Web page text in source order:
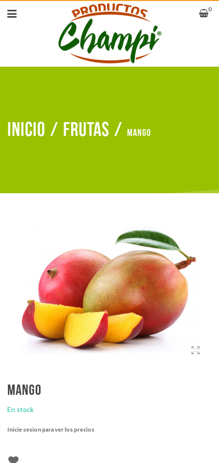
0
Inicio / Frutas / Mango
Mango
En stock
Inicie sesion para ver los precios